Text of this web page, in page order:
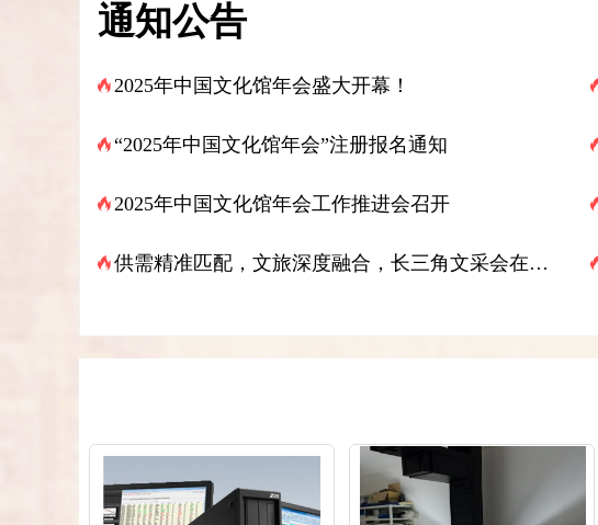
通知公告
2025年中国文化馆年会盛大开幕！
“2025年中国文化馆年会”注册报名通知
2025年中国文化馆年会工作推进会召开
供需精准匹配，文旅深度融合，长三角文采会在青